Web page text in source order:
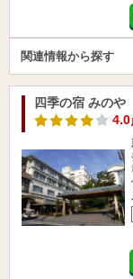
関連情報から探す
四季の宿 みのや
4.0